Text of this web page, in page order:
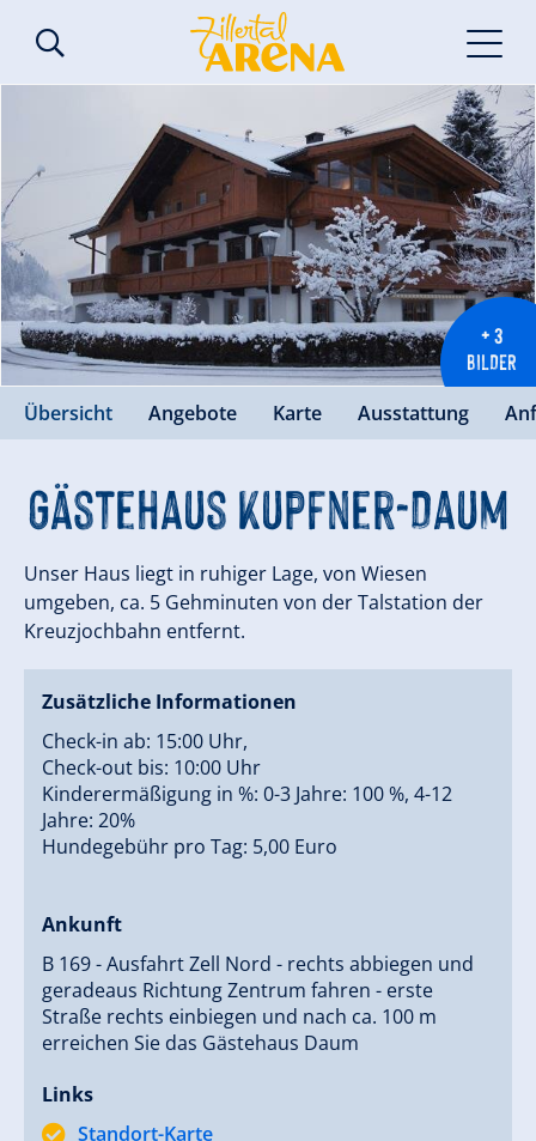
+ 3
BILDER
Übersicht Angebote Karte Ausstattung
Gästehaus Kupfner-Daum
Unser Haus liegt in ruhiger Lage, von Wiesen
umgeben, ca. 5 Gehminuten von der Talstation der
Kreuzjochbahn entfernt.
Zusätzliche Informationen
Check-in ab: 15:00 Uhr,
Check-out bis: 10:00 Uhr
Kinderermäßigung in %: 0-3 Jahre: 100 %, 4-12
Jahre: 20%
Hundegebühr pro Tag: 5,00 Euro
Ankunft
B 169 - Ausfahrt Zell Nord - rechts abbiegen und
geradeaus Richtung Zentrum fahren - erste
Straße rechts einbiegen und nach ca. 100 m
erreichen Sie das Gästehaus Daum
Links
Standort-Karte